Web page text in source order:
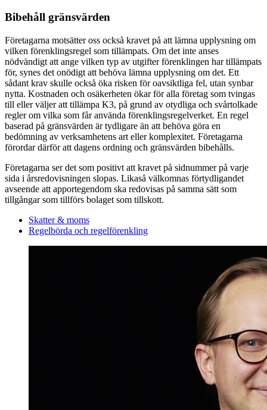
Bibehåll gränsvärden
Företagarna motsätter oss också kravet på att lämna upplysning om
vilken förenklingsregel som tillämpats. Om det inte anses
nödvändigt att ange vilken typ av utgifter förenklingen har tillämpats
för, synes det onödigt att behöva lämna upplysning om det. Ett
sådant krav skulle också öka risken för oavsiktliga fel, utan synbar
nytta. Kostnaden och osäkerheten ökar för alla företag som tvingas
till eller väljer att tillämpa K3, på grund av otydliga och svårtolkade
regler om vilka som får använda förenklingsregelverket. En regel
baserad på gränsvärden är tydligare än att behöva göra en
bedömning av verksamhetens art eller komplexitet. Företagarna
förordar därför att dagens ordning och gränsvärden bibehålls.
Företagarna ser det som positivt att kravet på sidnummer på varje
sida i årsredovisningen slopas. Likaså välkomnas förtydligandet
avseende att apportegendom ska redovisas på samma sätt som
tillgångar som tillförs bolaget som tillskott.
Skatter & moms
Regelbörda och regelförenkling